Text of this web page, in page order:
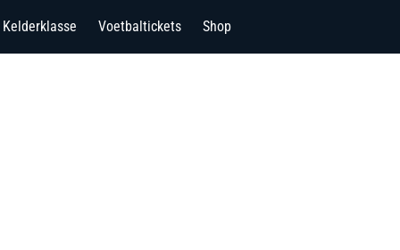
Kelderklasse Voetbaltickets Shop